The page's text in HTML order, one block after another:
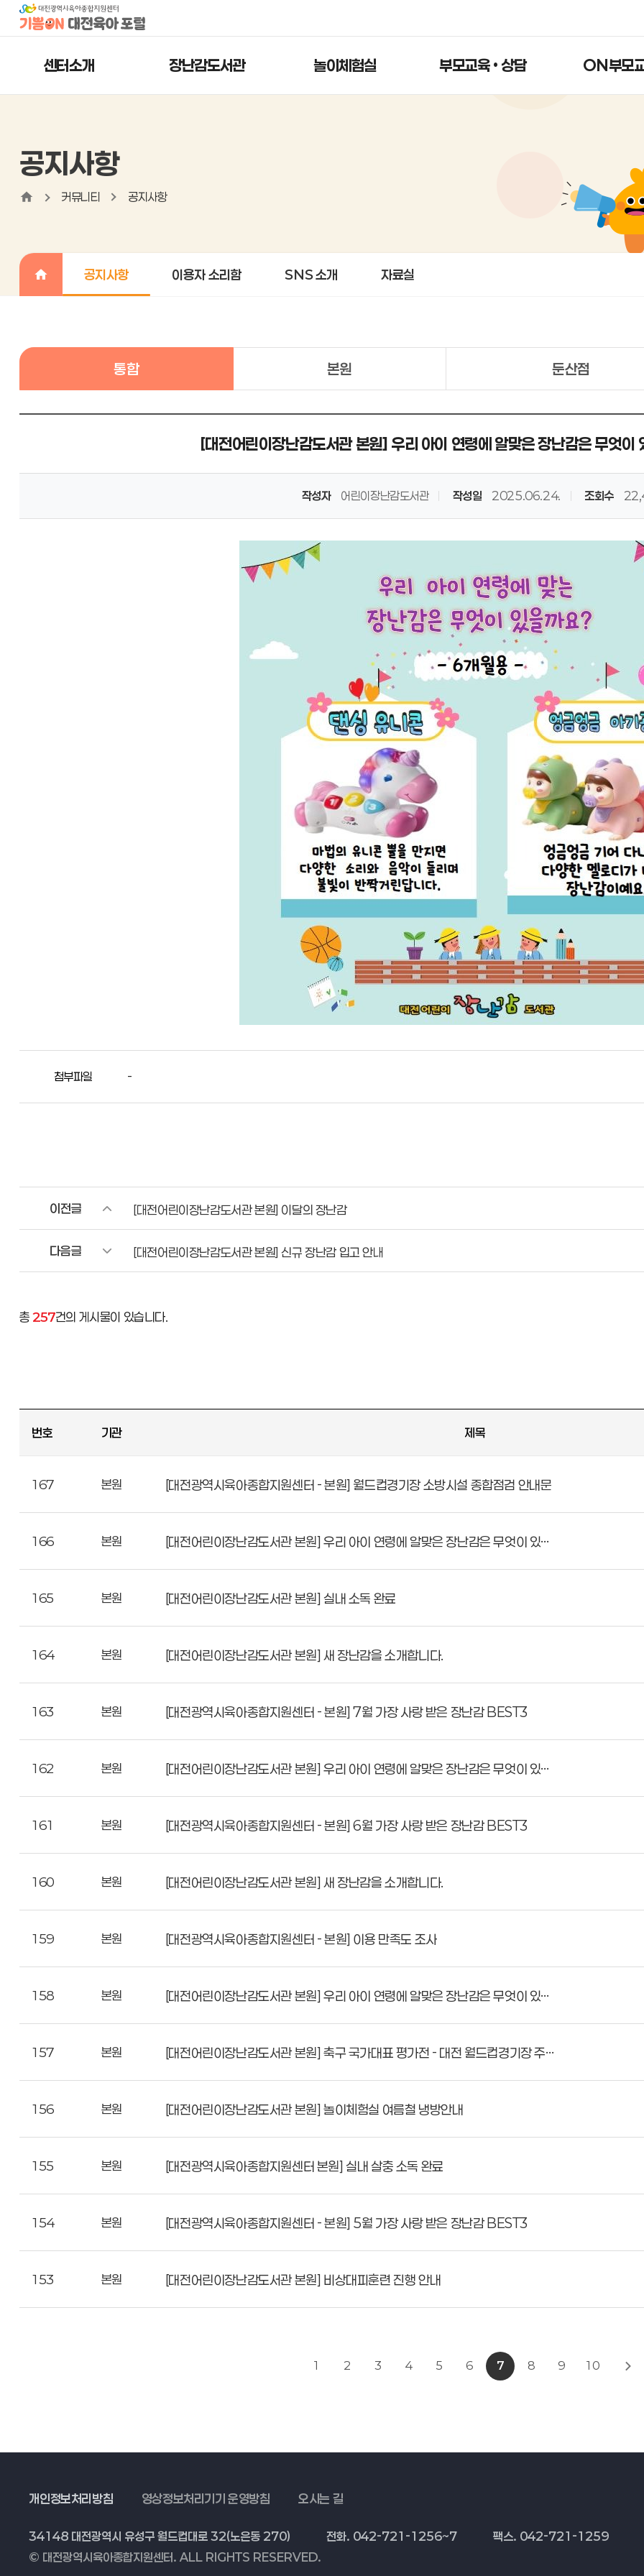
센터소개 장난감도서관 놀이체험실 부모교육 • 상담 ON부모
공지사항
커뮤니티 공지사항
공지사항 이용자 소리함 SNS 소개 자료실
통합 본원 둔산점
[대전어린이장난감도서관 본원] 우리 아이 연령에 알맞은 장난감은 무엇
작성자 어린이장난감도서관 작성일 2025.06.24. 조회수
첨부파일 -
이전글 [대전어린이장난감도서관 본원] 이달의 장난감
다음글 [대전어린이장난감도서관 본원] 신규 장난감 입고 안내
총257건의 게시물이 있습니다.
번호 기관 제목
167 본원 [대전광역시육아종합지원센터 - 본원] 월드컵경기장 소방시설 종합점검 안내문
166 본원 [대전어린이장난감도서관 본원] 우리 아이 연령에 알맞은 장난감은 무엇이 있…
165 본원 [대전어린이장난감도서관 본원] 실내 소독 완료
164 본원 [대전어린이장난감도서관 본원] 새 장난감을 소개합니다.
163 본원 [대전광역시육아종합지원센터 - 본원] 7월 가장 사랑 받은 장난감 BEST3
162 본원 [대전어린이장난감도서관 본원] 우리 아이 연령에 알맞은 장난감은 무엇이 있…
161 본원 [대전광역시육아종합지원센터 - 본원] 6월 가장 사랑 받은 장난감 BEST3
160 본원 [대전어린이장난감도서관 본원] 새 장난감을 소개합니다.
159 본원 [대전광역시육아종합지원센터 - 본원] 이용 만족도 조사
158 본원 [대전어린이장난감도서관 본원] 우리 아이 연령에 알맞은 장난감은 무엇이 있…
157 본원 [대전어린이장난감도서관 본원] 축구 국가대표 평가전 - 대전 월드컵경기장 주…
156 본원 [대전어린이장난감도서관 본원] 놀이체험실 여름철 냉방안내
155 본원 [대전광역시육아종합지원센터 본원] 실내 살충 소독 완료
154 본원 [대전광역시육아종합지원센터 - 본원] 5월 가장 사랑 받은 장난감 BEST3
153 본원 [대전어린이장난감도서관 본원] 비상대피훈련 진행 안내
1 2 3 4 5 6 7 8 9 10
개인정보처리방침 영상정보처리기기 운영방침 오시는 길
34148 대전광역시 유성구 월드컵대로 32(노은동 270) 전화. 042-721-1256~7
팩스. 042-721-1259
© 대전광역시육아종합지원센터. ALL RIGHTS RESERVED.